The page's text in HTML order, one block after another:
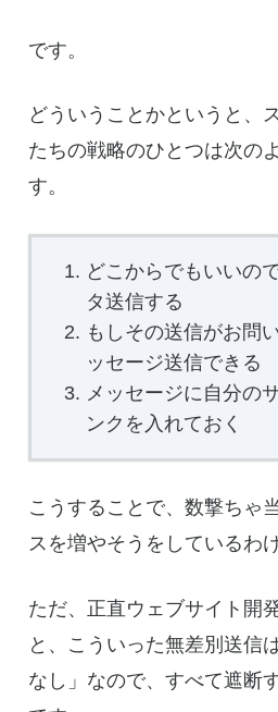
です。
どういうことかというと、
たちの戦略のひとつは次の
す。
どこからでもいいの
タ送信する
もしその送信がお問
ッセージ送信できる
メッセージに自分の
ンクを入れておく
こうすることで、数撃ちゃ
スを増やそうをしているわ
ただ、正直ウェブサイト開
と、こういった無差別送信
なし」なので、すべて遮断